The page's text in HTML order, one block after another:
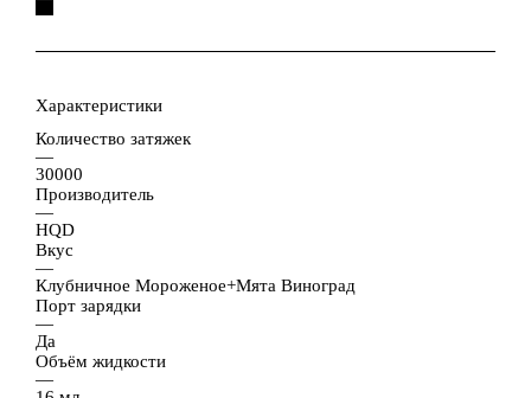
Характеристики
Количество затяжек
—
30000
Производитель
—
HQD
Вкус
—
Клубничное Мороженое+Мята Виноград
Порт зарядки
—
Да
Объём жидкости
—